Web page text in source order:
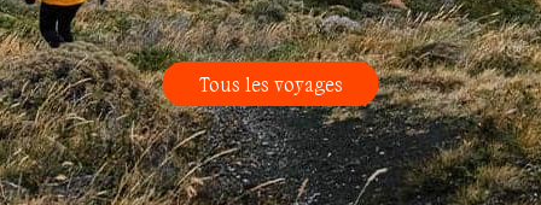
Tous les voyages